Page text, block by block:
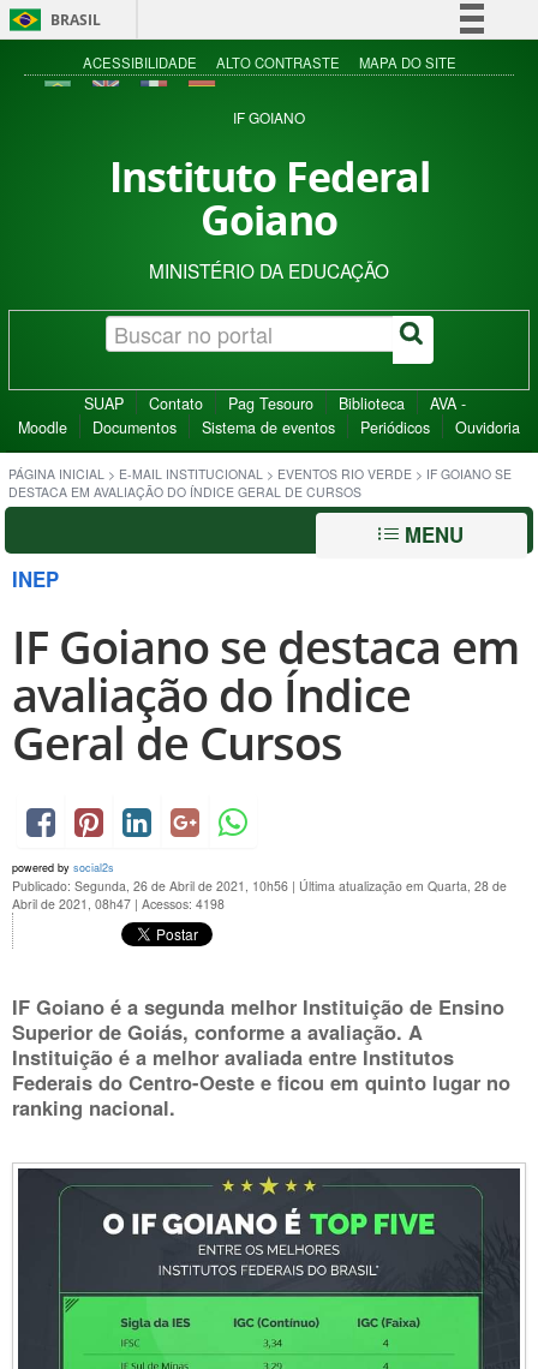
BRASIL
Simplifique!
Acesso à informação
ACESSIBILIDADE ALTO CONTRASTE MAPA DO SITE
IF GOIANO
Instituto Federal
Goiano
MINISTÉRIO DA EDUCAÇÃO
SUAP Contato Pag Tesouro Biblioteca
AVA -
Moodle
Documentos Sistema de eventos Periódicos Ouvidoria
PÁGINA INICIAL > E-MAIL INSTITUCIONAL > EVENTOS RIO VERDE > IF GOIANO SE
DESTACA EM AVALIAÇÃO DO ÍNDICE GERAL DE CURSOS
MENU
INEP
IF Goiano se destaca em
avaliação do Índice
Geral de Cursos
powered by social2s
Publicado: Segunda, 26 de Abril de 2021, 10h56 | Última atualização em Quarta, 28 de
Abril de 2021, 08h47 | Acessos: 4198
IF Goiano é a segunda melhor Instituição de Ensino
Superior de Goiás, conforme a avaliação. A
Instituição é a melhor avaliada entre Institutos
Federais do Centro-Oeste e ficou em quinto lugar no
ranking nacional.